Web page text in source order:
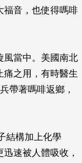
福音，也使得嗎啡
風當中。美國南北
痛之用，有時醫生
帶著嗎啡返鄉，
結構加上化學
速被人體吸收，